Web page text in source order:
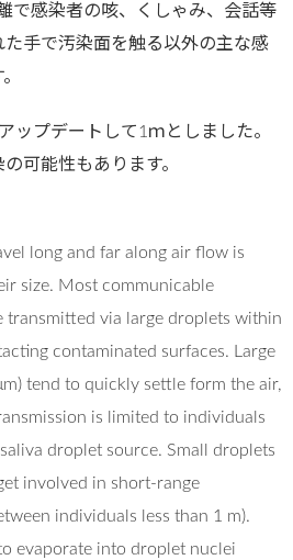
で感染者の咳、くしゃみ、会話等
手で汚染面を触る以外の主な感
ップデートして1ｍとしました。
可能性もあります。
long and far along air flow is
size. Most communicable
transmitted via large droplets within
contaminated surfaces. Large
tend to quickly settle form the air,
is limited to individuals
droplet source. Small droplets
involved in short-range
individuals less than 1 m).
evaporate into droplet nuclei